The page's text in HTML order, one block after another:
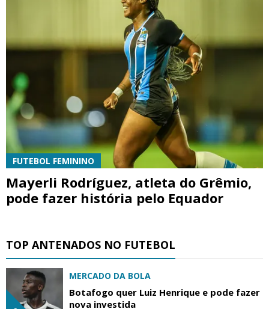
FUTEBOL FEMININO
Mayerli Rodríguez, atleta do Grêmio,
pode fazer história pelo Equador
TOP ANTENADOS NO FUTEBOL
MERCADO DA BOLA
Botafogo quer Luiz Henrique e pode fazer
nova investida